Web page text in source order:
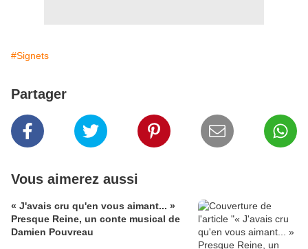
#Signets
Partager
Vous aimerez aussi
« J'avais cru qu'en vous aimant... »
Presque Reine, un conte musical de
Damien Pouvreau